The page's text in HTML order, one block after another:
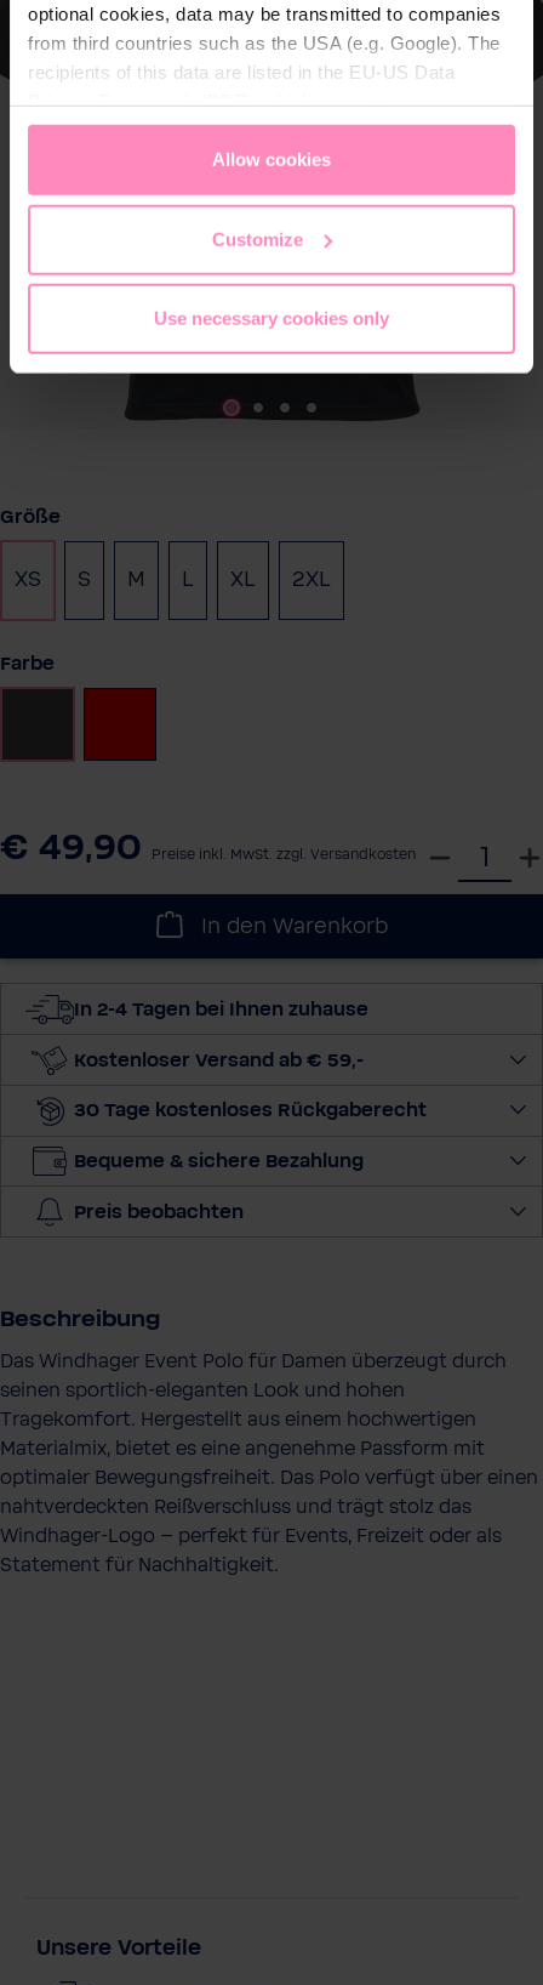
optional cookies, data may be transmitted to companies
from third countries such as the USA (e.g. Google). The
recipients of this data are listed in the EU-US Data
appropriate level of data protection. You canaccept all
only allow necessary cookies
access and change your chosen setting at any time in
Allow cookies
Customize
Use necessary cookies only
Größe
XS S M L XL 2XL
Farbe
€ 49,90 Preise inkl. MwSt. zzgl. Versandkosten
W
e
e
g
In den Warenkorb
In 2-4 Tagen bei Ihnen zuhause
Kostenloser Versand ab € 59,-
30 Tage kostenloses Rückgaberecht
Bequeme & sichere Bezahlung
Preis beobachten
Beschreibung
Das Windhager Event Polo für Damen überzeugt durch
seinen sportlich-eleganten Look und hohen
Tragekomfort. Hergestellt aus einem hochwertigen
Materialmix, bietet es eine angenehme Passform mit
optimaler Bewegungsfreiheit. Das Polo verfügt über einen
nahtverdeckten Reißverschluss und trägt stolz das
Windhager-Logo – perfekt für Events, Freizeit oder als
Statement für Nachhaltigkeit.
Unsere Vorteile